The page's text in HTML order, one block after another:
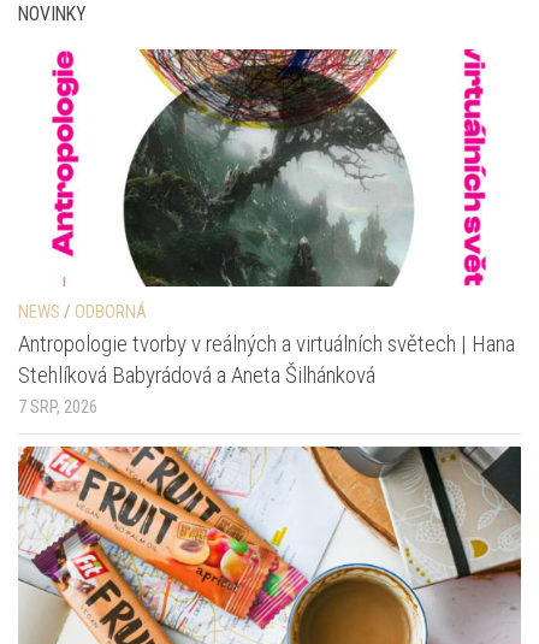
NOVINKY
NEWS / ODBORNÁ
Antropologie tvorby v reálných a virtuálních světech | Hana
Stehlíková Babyrádová a Aneta Šilhánková
7 SRP, 2026